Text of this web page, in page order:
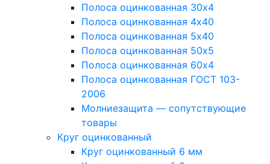
Полоса оцинкованная 30х4
Полоса оцинкованная 4х40
Полоса оцинкованная 5х40
Полоса оцинкованная 50х5
Полоса оцинкованная 60х4
Полоса оцинкованная ГОСТ 103-
2006
Молниезащита — сопутствующие
товары
Круг оцинкованный
Круг оцинкованный 6 мм